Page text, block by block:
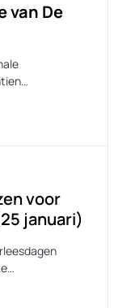
van De
voor
januari)